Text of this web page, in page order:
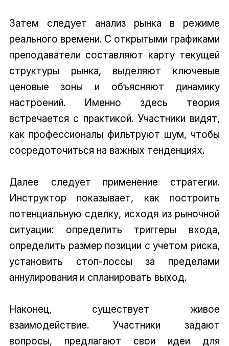
Затем следует анализ рынка в режиме
реального времени. С открытыми графиками
преподаватели составляют карту текущей
структуры рынка, выделяют ключевые
ценовые зоны и объясняют динамику
настроений. Именно здесь теория
встречается с практикой. Участники видят,
как профессионалы фильтруют шум, чтобы
сосредоточиться на важных тенденциях.
Далее следует применение стратегии.
Инструктор показывает, как построить
потенциальную сделку, исходя из рыночной
ситуации: определить триггеры входа,
определить размер позиции с учетом риска,
установить стоп-лоссы за пределами
аннулирования и спланировать выход.
Наконец, существует живое
взаимодействие. Участники задают
вопросы, предлагают свои идеи для